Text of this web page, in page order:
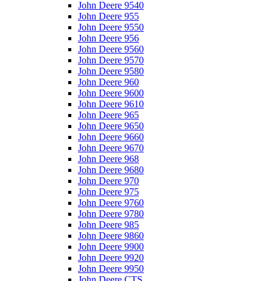
John Deere 9540
John Deere 955
John Deere 9550
John Deere 956
John Deere 9560
John Deere 9570
John Deere 9580
John Deere 960
John Deere 9600
John Deere 9610
John Deere 965
John Deere 9650
John Deere 9660
John Deere 9670
John Deere 968
John Deere 9680
John Deere 970
John Deere 975
John Deere 9760
John Deere 9780
John Deere 985
John Deere 9860
John Deere 9900
John Deere 9920
John Deere 9950